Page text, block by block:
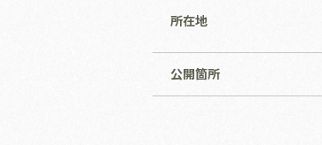
所在地
公開箇所